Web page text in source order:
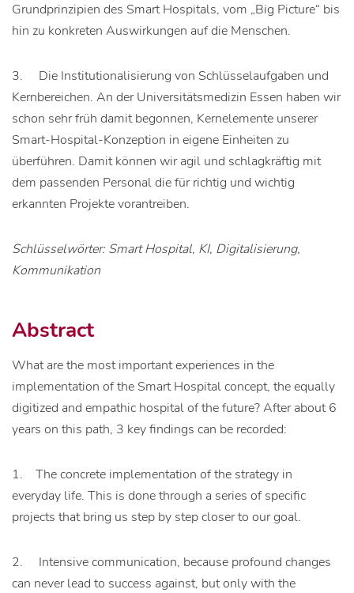
Grundprinzipien des Smart Hospitals, vom „Big Picture“ bis
hin zu konkreten Auswirkungen auf die Menschen.
3. Die Institutionalisierung von Schlüsselaufgaben und
Kernbereichen. An der Universitätsmedizin Essen haben wir
schon sehr früh damit begonnen, Kernelemente unserer
Smart-Hospital-Konzeption in eigene Einheiten zu
überführen. Damit können wir agil und schlagkräftig mit
dem passenden Personal die für richtig und wichtig
erkannten Projekte vorantreiben.
Schlüsselwörter: Smart Hospital, KI, Digitalisierung,
Kommunikation
Abstract
What are the most important experiences in the
implementation of the Smart Hospital concept, the equally
digitized and empathic hospital of the future? After about 6
years on this path, 3 key findings can be recorded:
1. The concrete implementation of the strategy in
everyday life. This is done through a series of specific
projects that bring us step by step closer to our goal.
2. Intensive communication, because profound changes
can never lead to success against, but only with the